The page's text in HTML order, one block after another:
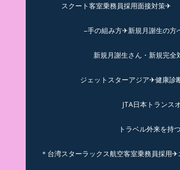
スクート客室乗務員採用面接対策✈︎
–手の組み方✈新規月謝生の方
新規月謝生さん・新規完
ジェットスターアジア✈︎健康診
JTA日本トランス
トラベル外来を持
＊台湾スターラックス航空客室乗務員採用